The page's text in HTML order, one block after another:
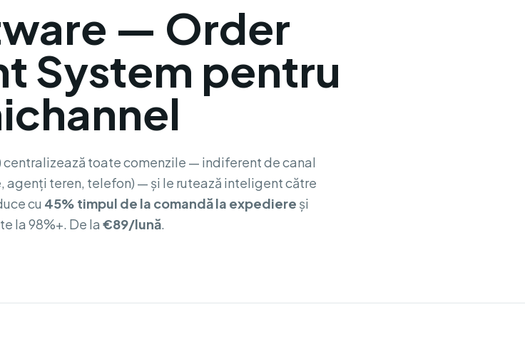
— Order
System pentru
toate comenzile — indiferent de canal
agenți teren, telefon) — și le rutează inteligent către
cu 45% timpul de la comandă la expediere și
la 98%+. De la €89/lună.